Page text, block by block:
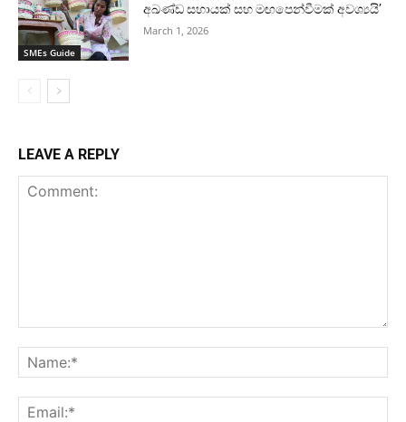
SMEs Guide
අඛණ්ඩ සහායක් සහ මඟපෙන්වීමක් අවශ්‍යයි’
March 1, 2026
LEAVE A REPLY